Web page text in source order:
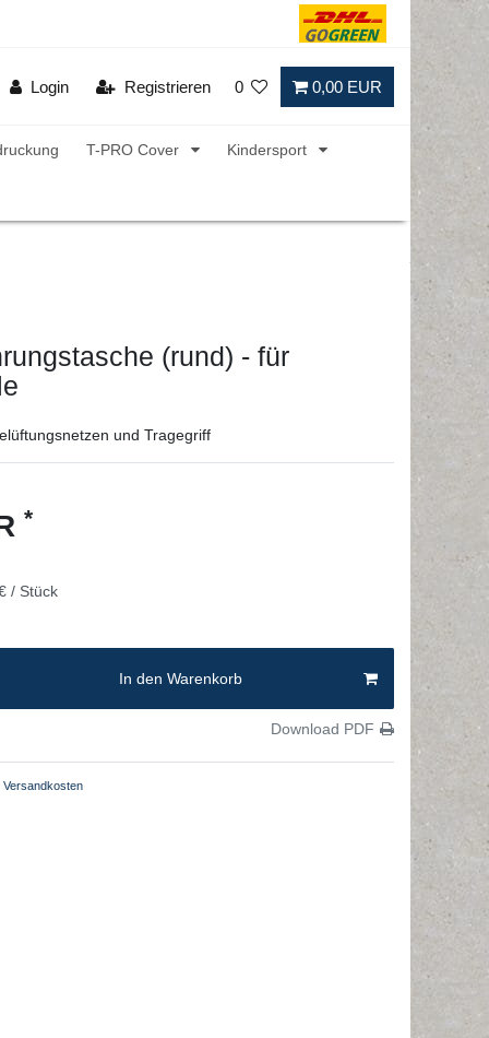
Login Registrieren 0 0,00 EUR
T-PRO Cover Kindersport
(rund) - für
und Tragegriff
*
/ Stück
In den Warenkorb
Download PDF
Versandkosten